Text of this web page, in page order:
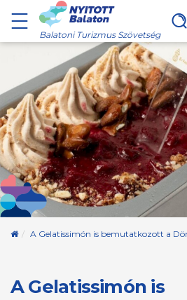
Balatoni Turizmus Szövetség
Kezdőoldal
A Gelatissimón is bemutatkozott a
A Gelatissimón is